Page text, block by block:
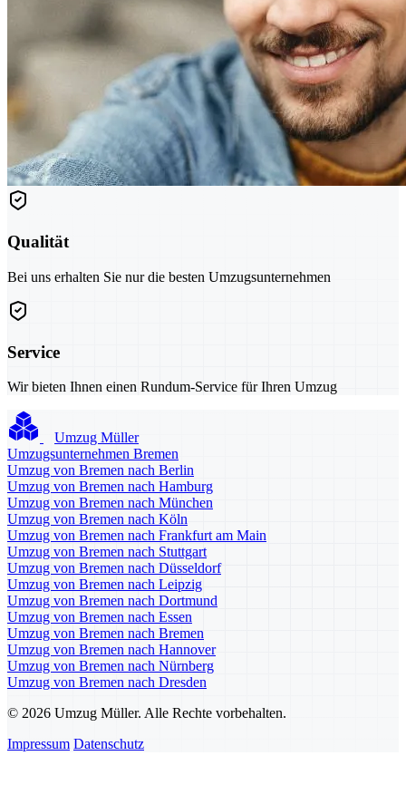
Qualität
Bei uns erhalten Sie nur die besten Umzugsunternehmen
Service
Wir bieten Ihnen einen Rundum-Service für Ihren Umzug
Umzug Müller
Umzugsunternehmen Bremen
Umzug von Bremen nach Berlin
Umzug von Bremen nach Hamburg
Umzug von Bremen nach München
Umzug von Bremen nach Köln
Umzug von Bremen nach Frankfurt am Main
Umzug von Bremen nach Stuttgart
Umzug von Bremen nach Düsseldorf
Umzug von Bremen nach Leipzig
Umzug von Bremen nach Dortmund
Umzug von Bremen nach Essen
Umzug von Bremen nach Bremen
Umzug von Bremen nach Hannover
Umzug von Bremen nach Nürnberg
Umzug von Bremen nach Dresden
© 2026 Umzug Müller. Alle Rechte vorbehalten.
Impressum Datenschutz